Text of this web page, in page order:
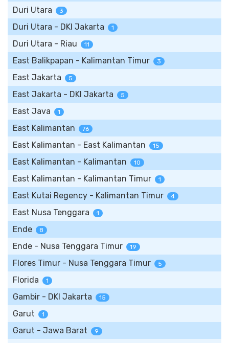
Duri Utara 3
Duri Utara - DKI Jakarta 1
Duri Utara - Riau 11
East Balikpapan - Kalimantan Timur 3
East Jakarta 5
East Jakarta - DKI Jakarta 5
East Java 1
East Kalimantan 76
East Kalimantan - East Kalimantan 15
East Kalimantan - Kalimantan 10
East Kalimantan - Kalimantan Timur 1
East Kutai Regency - Kalimantan Timur 4
East Nusa Tenggara 1
Ende 8
Ende - Nusa Tenggara Timur 19
Flores Timur - Nusa Tenggara Timur 5
Florida 1
Gambir - DKI Jakarta 15
Garut 1
Garut - Jawa Barat 9